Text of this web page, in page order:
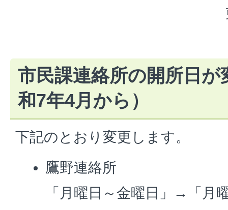
市民課連絡所の開所日
和7年4月から）
下記のとおり変更します。
鷹野連絡所
「月曜日～金曜日」→「月